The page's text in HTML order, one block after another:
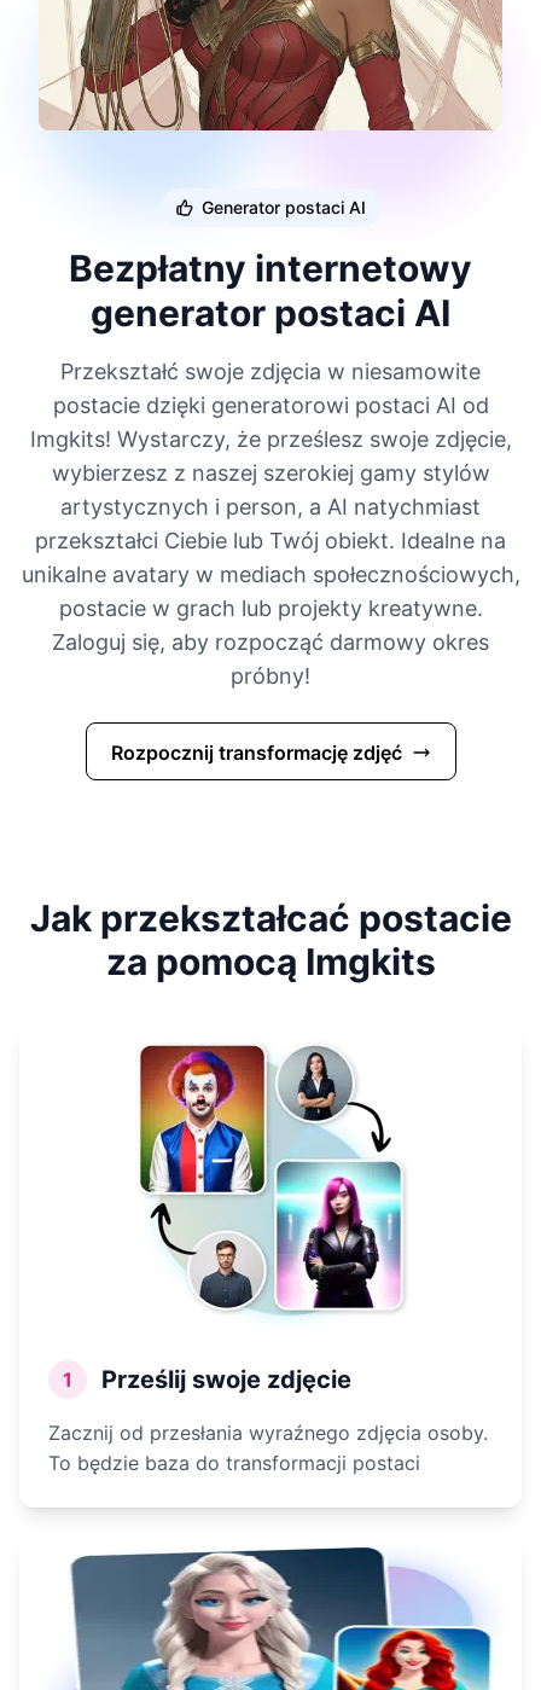
Generator postaci AI
Bezpłatny internetowy
generator postaci AI
Przekształć swoje zdjęcia w niesamowite
postacie dzięki generatorowi postaci AI od
Imgkits! Wystarczy, że prześlesz swoje zdjęcie,
wybierzesz z naszej szerokiej gamy stylów
artystycznych i person, a AI natychmiast
przekształci Ciebie lub Twój obiekt. Idealne na
unikalne avatary w mediach społecznościowych,
postacie w grach lub projekty kreatywne.
Zaloguj się, aby rozpocząć darmowy okres
próbny!
Rozpocznij transformację zdjęć
Jak przekształcać postacie
za pomocą Imgkits
1 Prześlij swoje zdjęcie
Zacznij od przesłania wyraźnego zdjęcia osoby.
To będzie baza do transformacji postaci